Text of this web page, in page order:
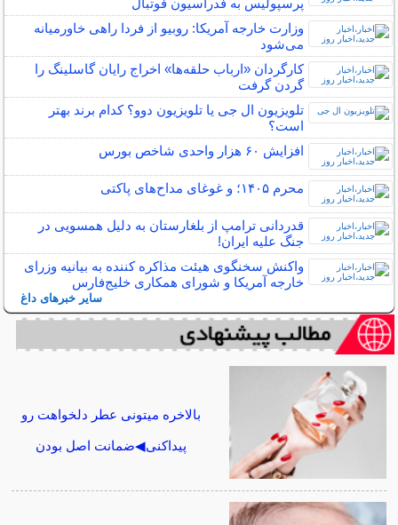
پرسپولیس به فدراسیون فوتبال
وزارت خارجه آمریکا: روبیو از فردا راهی خاورمیانه
می‌شود
کارگردان «ارباب حلقه‌ها» اخراج رایان گاسلینگ را
گردن گرفت
تلویزیون ال‌ جی یا تلویزیون دوو؟ کدام برند بهتر
است؟
افزایش ۶۰ هزار واحدی شاخص بورس
محرم ۱۴۰۵؛ و غوغای مداح‌های پاکتی
قدردانی ترامپ از بلغارستان به دلیل همسویی در
جنگ علیه ایران!
واکنش سخنگوی هیئت مذاکره کننده به بیانیه وزرای
خارجه آمریکا و شورای همکاری خلیج‌فارس
سایر خبرهای داغ
بالاخره میتونی عطر دلخواهت رو
پیداکنی◀ضمانت اصل بودن